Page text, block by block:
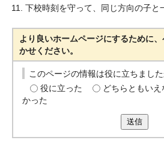
下校時刻を守って、同じ方向の子と
より良いホームページにするために
かせください。
このページの情報は役に立ちました
役に立った
どちらともいえ
かった
送信